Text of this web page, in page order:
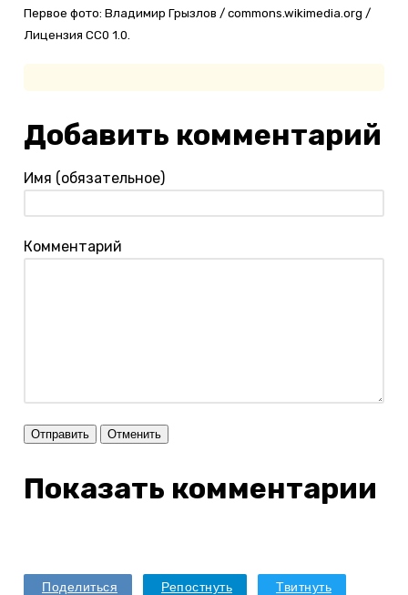
Первое фото: Владимир Грызлов / commons.wikimedia.org /
Лицензия CC0 1.0.
Добавить комментарий
Имя (обязательное)
Комментарий
Отправить Отменить
Показать комментарии
Поделиться Репостнуть Твитнуть